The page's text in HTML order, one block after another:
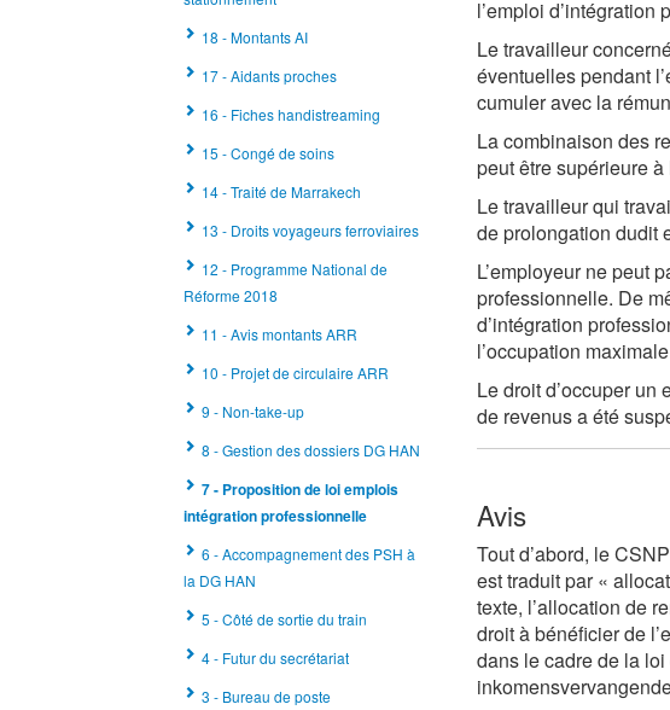
18 - Montants AI
17 - Aidants proches
16 - Fiches handistreaming
15 - Congé de soins
14 - Traité de Marrakech
13 - Droits voyageurs ferroviaires
12 - Programme National de
Réforme 2018
11 - Avis montants ARR
10 - Projet de circulaire ARR
9 - Non-take-up
8 - Gestion des dossiers DG HAN
7 - Proposition de loi emplois
intégration professionnelle
6 - Accompagnement des PSH à
la DG HAN
5 - Côté de sortie du train
4 - Futur du secrétariat
3 - Bureau de poste
l’emploi d’intégration
Le travailleur
éventuelles pendant
cumuler avec la
La combinaison des
peut être supérieure
Le travailleur qui
de prolongation dudit
L’employeur ne peut
professionnelle. De
d’intégration
l’occupation
Le droit d’occuper
de revenus a été
Avis
Tout d’abord, le
est traduit par «
texte, l’allocation de
droit à bénéficier de
dans le cadre de la